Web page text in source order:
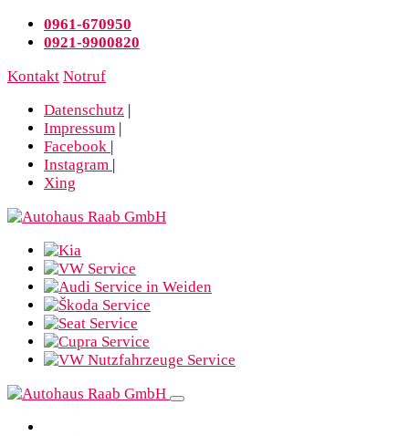
0961-670950
0921-9900820
Kontakt Notruf
Datenschutz |
Impressum |
Facebook |
Instagram |
Xing